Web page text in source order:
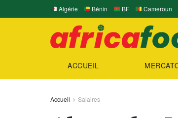
Algérie Bénin BF Cameroun
ACCUEIL
Accueil Salaires